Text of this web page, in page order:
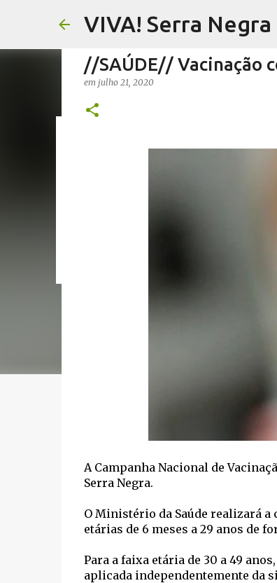
VIVA! Serra Negra
//FERNANDO
//SAÚDE// Vacinação
em julho 21, 2020
A Campanha Nacional de
Serra Negra.
O Ministério da Saúde realizará
etárias de 6 meses a 29 anos de
Para a faixa etária de 30 a 49
aplicada independentemente da